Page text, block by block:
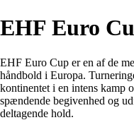
EHF Euro
EHF Euro Cup er en af de
håndbold i Europa.
kontinentet i en intens kamp
spændende begivenhed og
deltagende hold.